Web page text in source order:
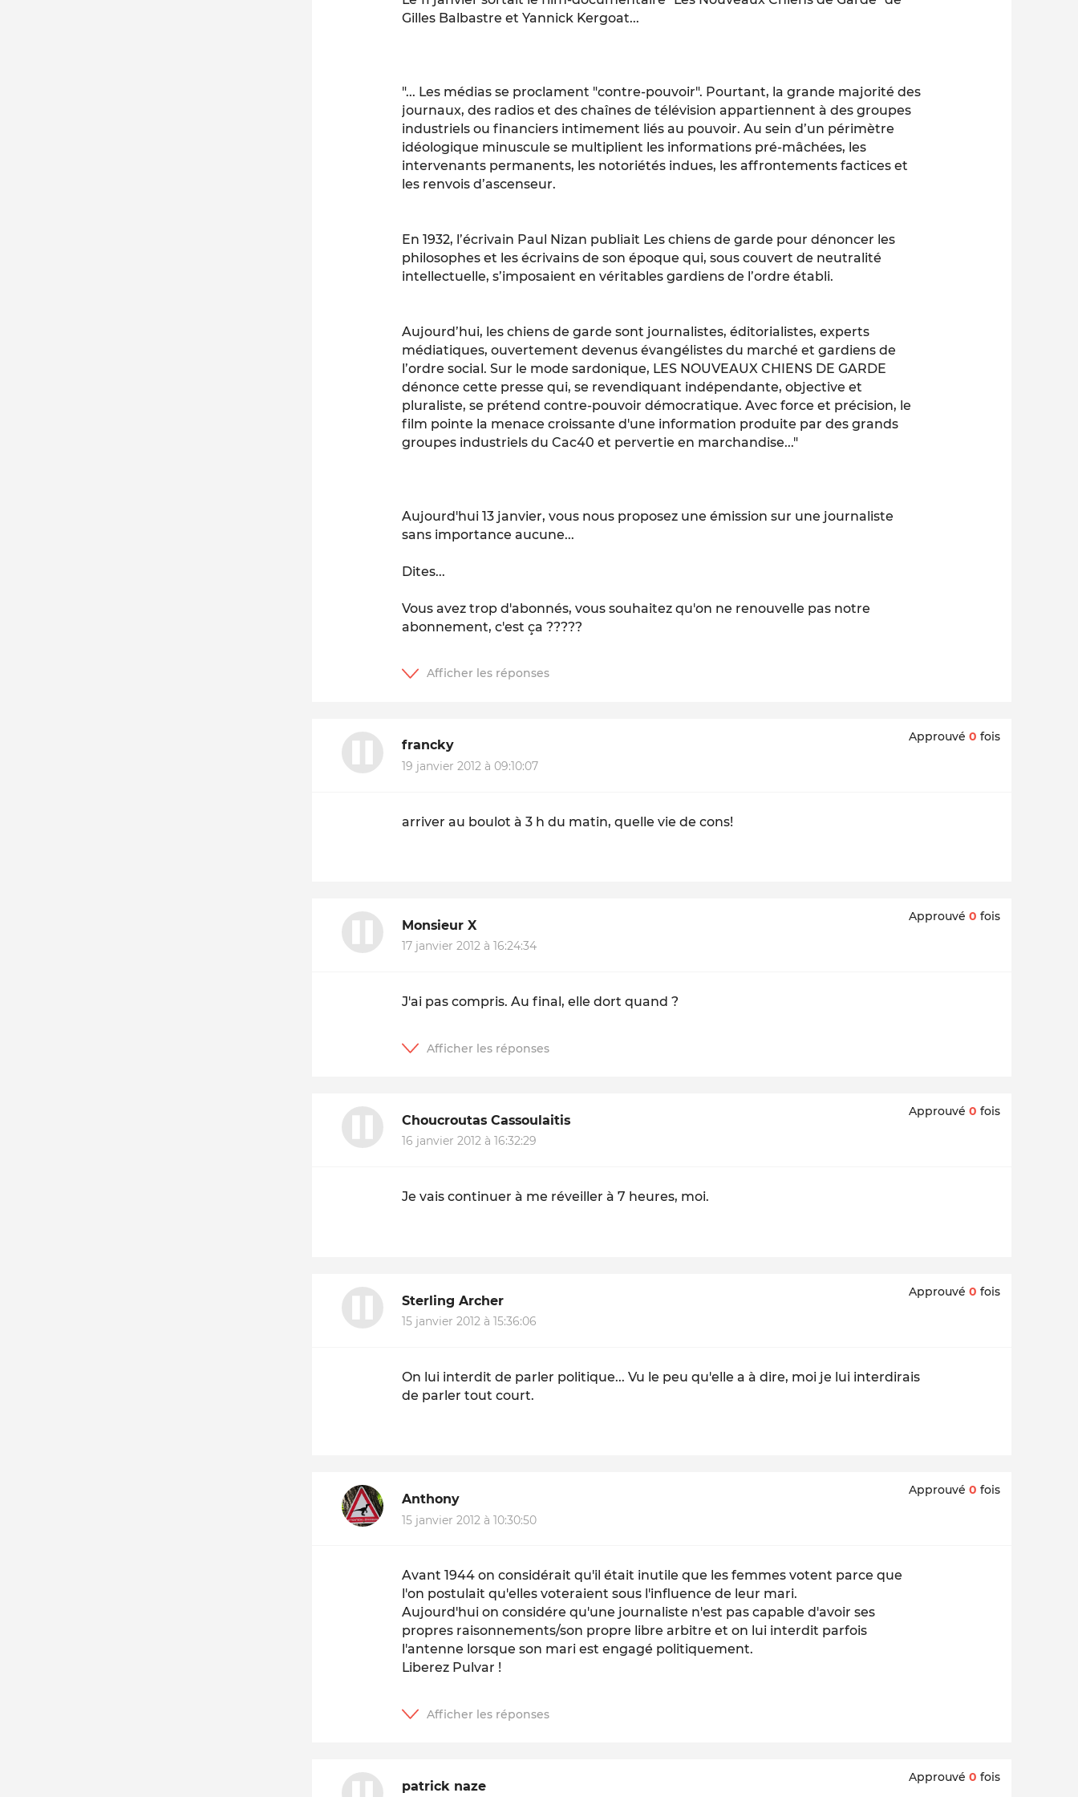
Gilles Balbastre et Yannick Kergoat...
"... Les médias se proclament "contre-pouvoir". Pourtant, la grande majorité des
journaux, des radios et des chaînes de télévision appartiennent à des groupes
industriels ou financiers intimement liés au pouvoir. Au sein d’un périmètre
idéologique minuscule se multiplient les informations pré-mâchées, les
intervenants permanents, les notoriétés indues, les affrontements factices et
les renvois d’ascenseur.
En 1932, l’écrivain Paul Nizan publiait Les chiens de garde pour dénoncer les
philosophes et les écrivains de son époque qui, sous couvert de neutralité
intellectuelle, s’imposaient en véritables gardiens de l’ordre établi.
Aujourd’hui, les chiens de garde sont journalistes, éditorialistes, experts
médiatiques, ouvertement devenus évangélistes du marché et gardiens de
l’ordre social. Sur le mode sardonique, LES NOUVEAUX CHIENS DE GARDE
dénonce cette presse qui, se revendiquant indépendante, objective et
pluraliste, se prétend contre-pouvoir démocratique. Avec force et précision, le
film pointe la menace croissante d'une information produite par des grands
groupes industriels du Cac40 et pervertie en marchandise..."
Aujourd'hui 13 janvier, vous nous proposez une émission sur une journaliste
sans importance aucune...
Dites...
Vous avez trop d'abonnés, vous souhaitez qu'on ne renouvelle pas notre
abonnement, c'est ça ?????
francky
19 janvier 2012 à 09:10:07
Approuvé 0 fois
arriver au boulot à 3 h du matin, quelle vie de cons!
Monsieur X
17 janvier 2012 à 16:24:34
Approuvé 0 fois
J'ai pas compris. Au final, elle dort quand ?
Choucroutas Cassoulaitis
16 janvier 2012 à 16:32:29
Approuvé 0 fois
Je vais continuer à me réveiller à 7 heures, moi.
Sterling Archer
15 janvier 2012 à 15:36:06
Approuvé 0 fois
On lui interdit de parler politique... Vu le peu qu'elle a à dire, moi je lui interdirais
de parler tout court.
Anthony
15 janvier 2012 à 10:30:50
Approuvé 0 fois
Avant 1944 on considérait qu'il était inutile que les femmes votent parce que
l'on postulait qu'elles voteraient sous l'influence de leur mari.
Aujourd'hui on considére qu'une journaliste n'est pas capable d'avoir ses
propres raisonnements/son propre libre arbitre et on lui interdit parfois
l'antenne lorsque son mari est engagé politiquement.
Liberez Pulvar !
patrick naze
Approuvé 0 fois